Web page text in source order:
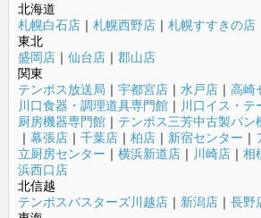
北海道
札幌白石店｜ 札幌西野店｜ 札幌すすきの店
東北
盛岡店｜ 仙台店｜ 郡山店
関東
テンポス放送局 ｜ 宇都宮店｜ 水戸店｜ 高崎
川口食器・調理道具専門館｜ 川口イス・テ
厨房機器専門館｜ テンポス三芳中古製パン
｜ 幕張店｜ 千葉店｜ 柏店｜ 新宿センター ｜
立厨房センター ｜ 横浜新道店｜ 川崎店｜ 相
浜西口店
北信越
テンポスバスターズ川越店｜ 新潟店｜ 長野